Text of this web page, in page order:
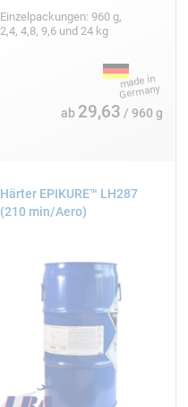
Einzelpackungen: 960 g,
2,4, 4,8, 9,6 und 24 kg
ab 29,63 / 960 g
Härter EPIKURE™ LH287
(210 min/Aero)